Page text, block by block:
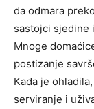
da odmara
sastojci sjedine
Mnoge
postizanje
Kada je
serviranje i